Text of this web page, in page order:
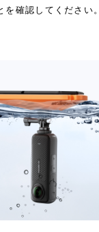
確認してください。